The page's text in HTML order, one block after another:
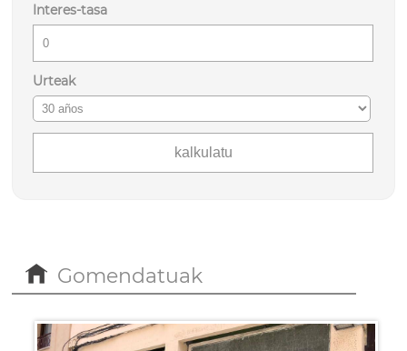
Interes-tasa
Urteak
Gomendatuak